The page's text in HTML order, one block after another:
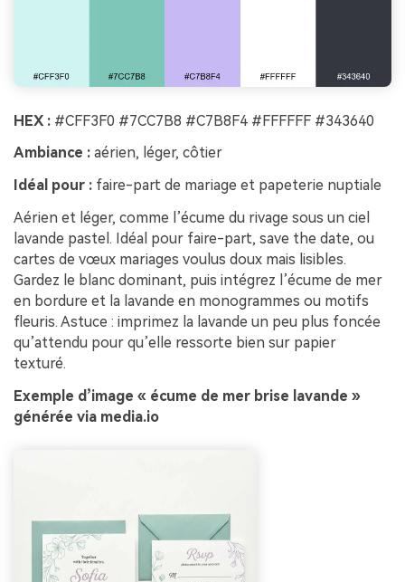
HEX : #CFF3F0 #7CC7B8 #C7B8F4 #FFFFFF #343640
Ambiance : aérien, léger, côtier
Idéal pour : faire-part de mariage et papeterie nuptiale
Aérien et léger, comme l’écume du rivage sous un ciel
lavande pastel. Idéal pour faire-part, save the date, ou
cartes de vœux mariages voulus doux mais lisibles.
Gardez le blanc dominant, puis intégrez l’écume de mer
en bordure et la lavande en monogrammes ou motifs
fleuris. Astuce : imprimez la lavande un peu plus foncée
qu’attendu pour qu’elle ressorte bien sur papier
texturé.
Exemple d’image « écume de mer brise lavande »
générée via media.io